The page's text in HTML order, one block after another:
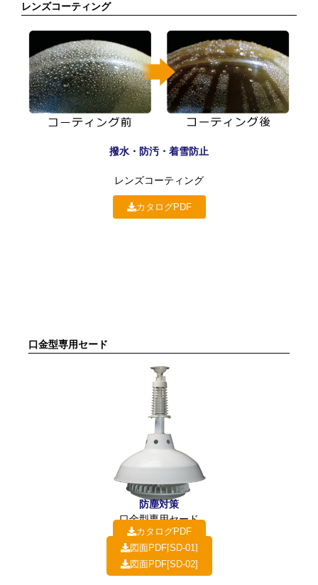
レンズコーティング
撥水・防汚・着雪防止
レンズコーティング
カタログPDF
口金型専用セード
防塵対策
口金型専用セード
カタログPDF
図面PDF[SD-01]
図面PDF[SD-02]